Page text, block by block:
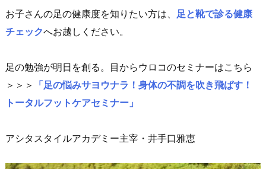
お子さんの足の健康度を知りたい方は、
足と靴で診る健康
チェックへお越しください。
足の勉強が明日を創る。目からウロコのセミナーはこちら
＞＞＞
「足の悩みサヨウナラ！身体の不調を吹き飛ばす！
トータルフットケアセミナー」
アシタスタイルアカデミー主宰・井手口雅恵